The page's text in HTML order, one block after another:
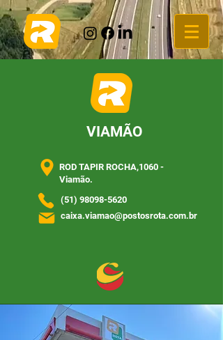
VIAMÃO
ROD TAPIR ROCHA,1060 -
Viamão.
(51) 98098-5620
caixa.viamao@postosrota.com.br